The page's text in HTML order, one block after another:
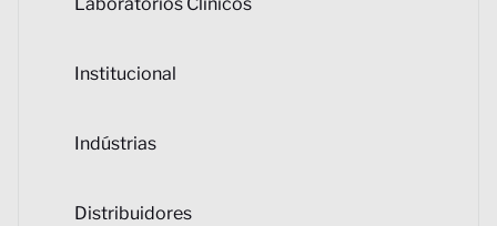
Institucional
Indústrias
Distribuidores